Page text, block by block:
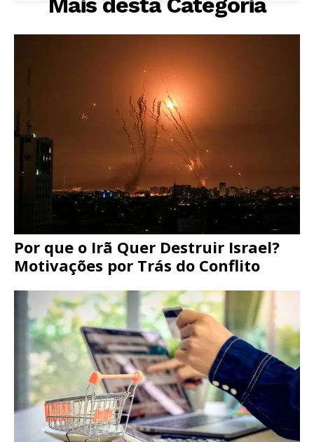
Por que o Irã Quer Destruir Israel?
Motivações por Trás do Conflito